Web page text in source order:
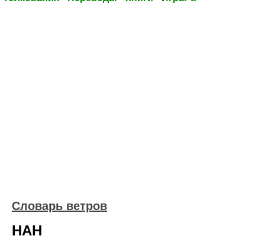
Словарь ветров
НАН